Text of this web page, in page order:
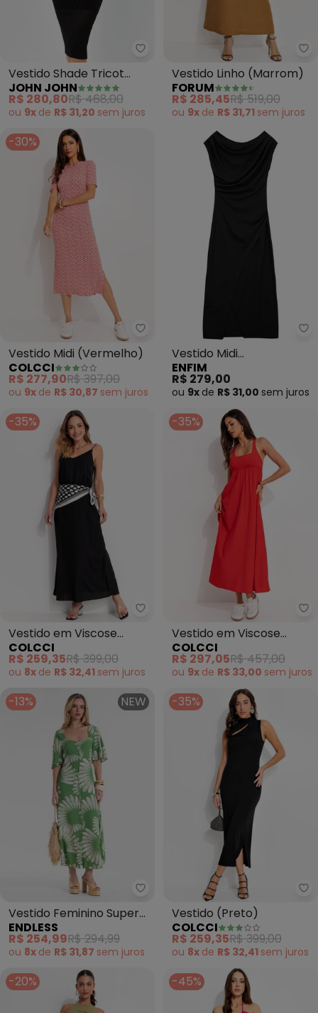
John John - Vestido Shade
Vestido Shade Tricot
(Preto)
JOHN JOHN
R$ 280,80R$ 468,00
ou 9x de R$ 31,20 sem juros
Vestido Linho (Marrom)
FORUM
R$ 285,45R$ 519,00
ou 9x de R$ 31,71 sem juros
-30%
Colcci - Vestido Midi
Vestido Midi (Vermelho)
COLCCI
R$ 277,90R$ 397,00
ou 9x de R$ 30,87 sem juros
Vestido Midi
Transpassado (Preto)
ENFIM
R$ 279,00
ou 9x de R$ 31,00 sem juros
-35%
Colcci - Vestido em Viscose
Vestido em Viscose
(Preto)
COLCCI
R$ 259,35R$ 399,00
ou 8x de R$ 32,41 sem juros
-35%
Vestido em Viscose
(Vermelho)
COLCCI
R$ 297,05R$ 457,00
ou 9x de R$ 33,00 sem juros
-13% NEW
Endless - Vestido Feminino
Vestido Feminino Super
Midi Estampado (Verde)
ENDLESS
R$ 254,99R$ 294,99
ou 8x de R$ 31,87 sem juros
-35%
Vestido (Preto)
COLCCI
R$ 259,35R$ 399,00
ou 8x de R$ 32,41 sem juros
-20% -45%